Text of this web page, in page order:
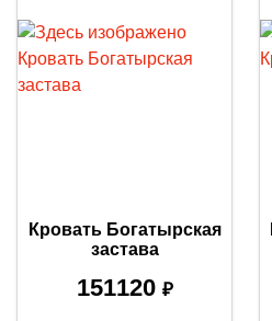
Кровать Богатырская
застава
151120 ₽